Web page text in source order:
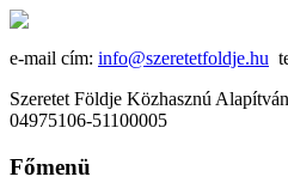
e-mail cím: info@szeretetfoldje.hu
Szeretet Földje Közhasznú
04975106-51100005
Főmenü